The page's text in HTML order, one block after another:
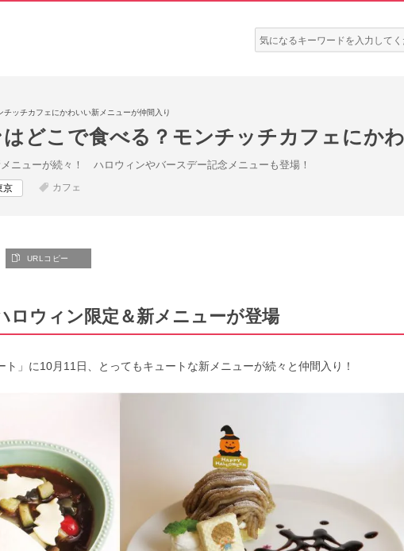
検
索:
ッチカフェにかわいい新メニューが仲間入り
どこで食べる？モンチッチカフェにか
ニューが続々！ ハロウィンやバースデー記念メニューも登場！
京 カフェ
URLコピー
ロウィン限定＆新メニューが登場
」に10月11日、とってもキュートな新メニューが続々と仲間入り！